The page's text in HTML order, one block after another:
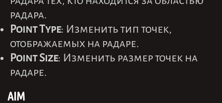
радара.
Point Type: Изменить тип точек,
отображаемых на радаре.
Point Size: Изменить размер точек на
радаре.
AIM